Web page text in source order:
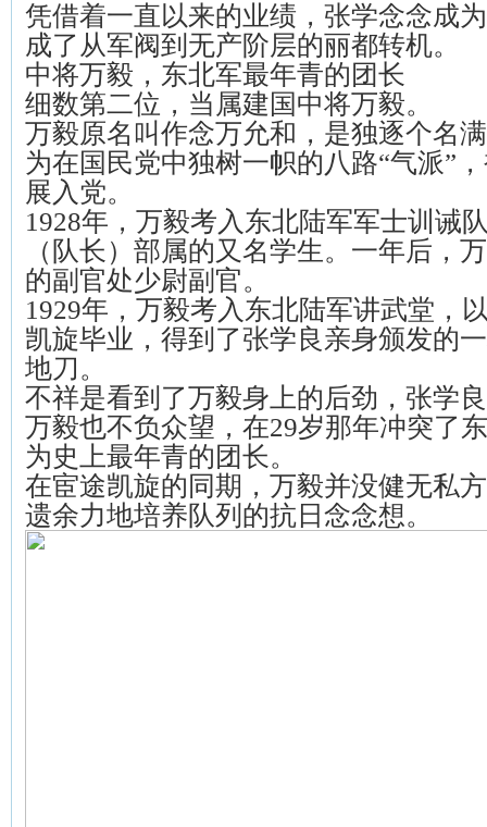
凭借着一直以来的业绩，张学念念成
成了从军阀到无产阶层的丽都转机。
中将万毅，东北军最年青的团长
细数第二位，当属建国中将万毅。
万毅原名叫作念万允和，是独逐个名
为在国民党中独树一帜的八路“气派”
展入党。
1928年，万毅考入东北陆军军士训诫
（队长）部属的又名学生。一年后，
的副官处少尉副官。
1929年，万毅考入东北陆军讲武堂，
凯旋毕业，得到了张学良亲身颁发的
地刀。
不祥是看到了万毅身上的后劲，张学
万毅也不负众望，在29岁那年冲突了
为史上最年青的团长。
在宦途凯旋的同期，万毅并没健无私
遗余力地培养队列的抗日念念想。